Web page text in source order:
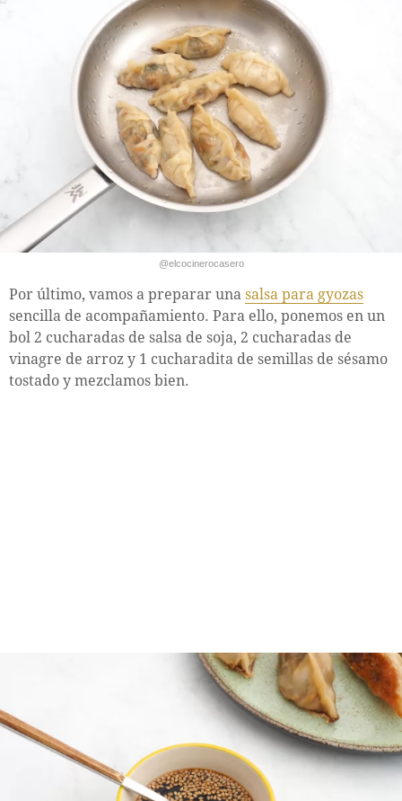
@elcocinerocasero
Por último, vamos a preparar una salsa para gyozas
sencilla de acompañamiento. Para ello, ponemos en un
bol 2 cucharadas de salsa de soja, 2 cucharadas de
vinagre de arroz y 1 cucharadita de semillas de sésamo
tostado y mezclamos bien.